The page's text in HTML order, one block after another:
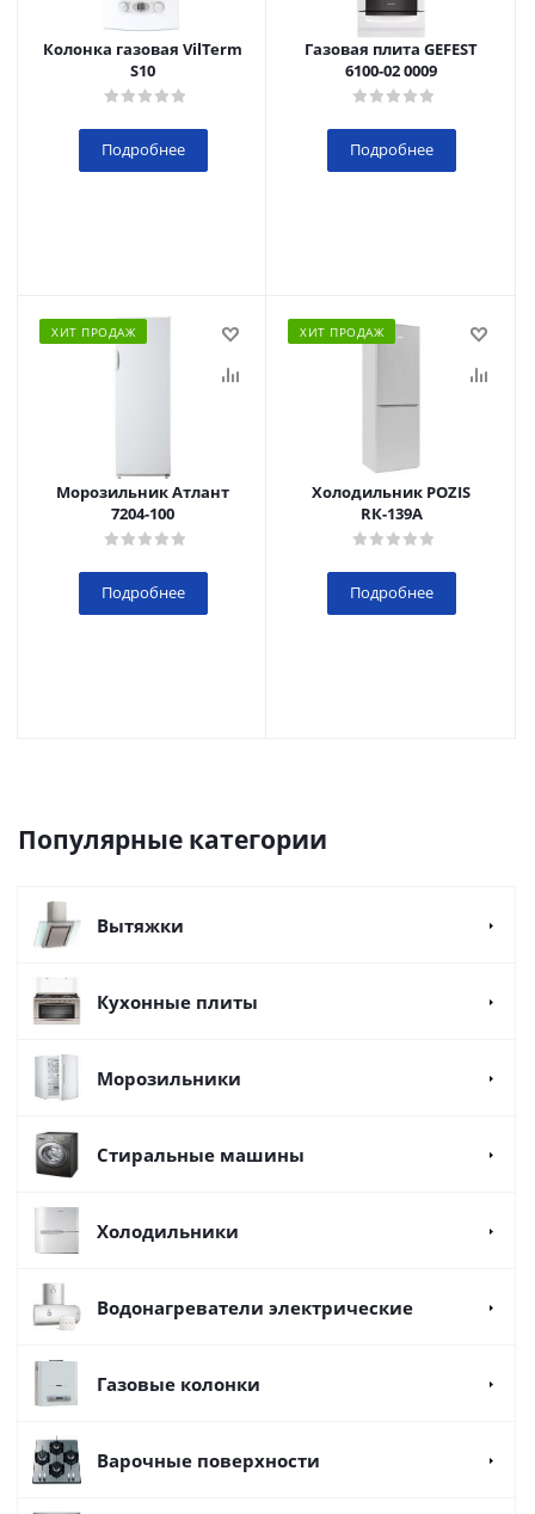
Колонка газовая VilTerm
S10
Подробнее
Газовая плита GEFEST
6100-02 0009
Подробнее
ХИТ ПРОДАЖ
Морозильник Атлант
7204-100
Подробнее
ХИТ ПРОДАЖ
Холодильник POZIS
RК-139А
Подробнее
Популярные категории
Вытяжки
Кухонные плиты
Морозильники
Стиральные машины
Холодильники
Водонагреватели электрические
Газовые колонки
Варочные поверхности